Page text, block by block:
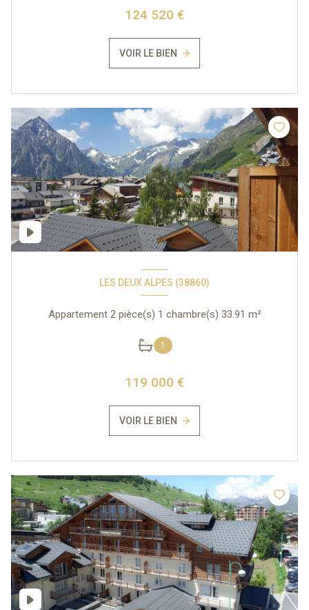
124 520 €
VOIR LE BIEN
LES DEUX ALPES (38860)
Appartement 2 pièce(s) 1 chambre(s) 33.91 m²
1
119 000 €
VOIR LE BIEN